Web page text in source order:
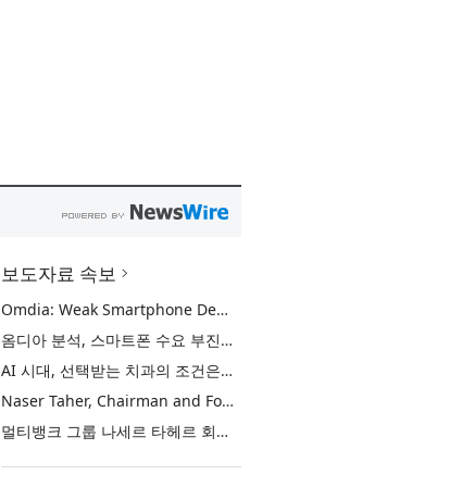
보도자료 속보
Omdia: Weak Smartphone Demand Drives Record Growth in Display Shipments to Refurbished Phone Market
옴디아 분석, 스마트폰 수요 부진에 리퍼비시 폰 디스플레이 출하량 사상 최대 기록
AI 시대, 선택받는 치과의 조건은… 정유미 원장 ‘Mini MBA for Dentists’ 단독 특강 개최
Naser Taher, Chairman and Founder of MultiBank Group, Honored by H.H. Sheikh Nahyan bin Mubarak Al Nahyan with the Golden Excellence Award for FinTech, Digital Asset and Blockchain Excellence
멀티뱅크 그룹 나세르 타헤르 회장, 핀테크·디지털 자산·블록체인 부문 ‘골든 엑설런스상’ 수상